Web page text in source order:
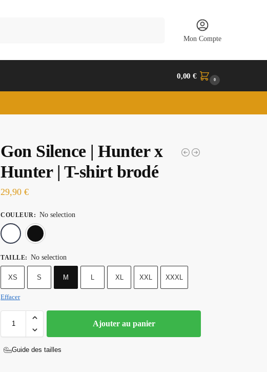
Mon Compte
0,00€ 0
Gon Silence | Hunter x
Hunter | T-shirt brodé
29,90€
COULEUR : No selection
TAILLE: No selection
XS S M L XL XXL XXXL
Effacer
Ajouter au panier
Guide des tailles